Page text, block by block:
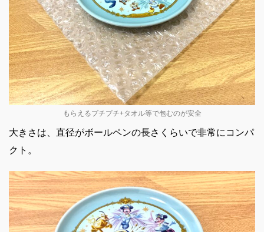
もらえるプチプチ+タオル等で包むのが安全
大きさは、直径がボールペンの長さくらいで非常にコンパ
クト。